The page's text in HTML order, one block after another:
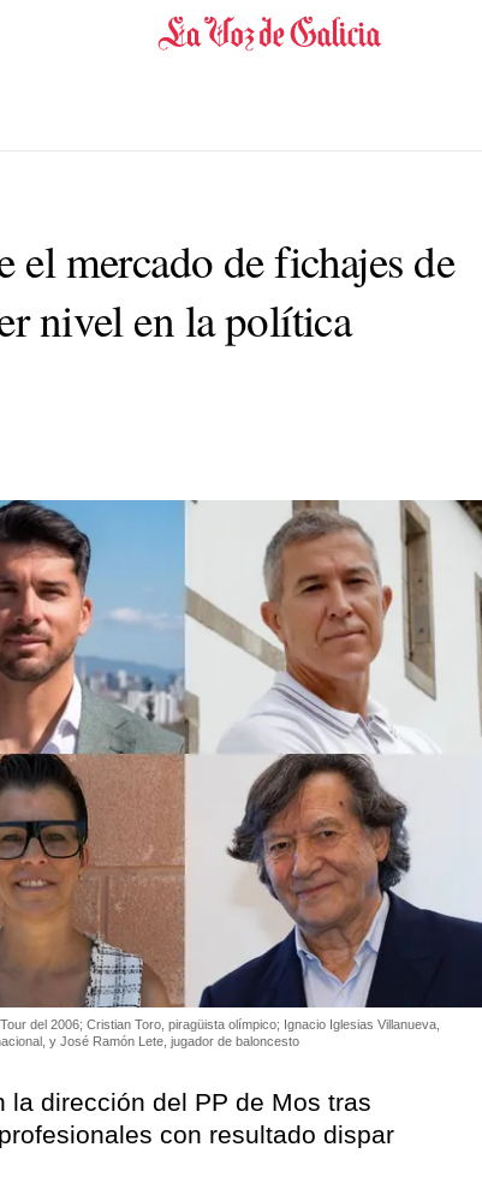
el mercado de fichajes de
nivel en la política
del 2006; Cristian Toro, piragüista olímpico; Ignacio Iglesias Villanueva,
y José Ramón Lete, jugador de baloncesto
la dirección del PP de Mos tras
con resultado dispar